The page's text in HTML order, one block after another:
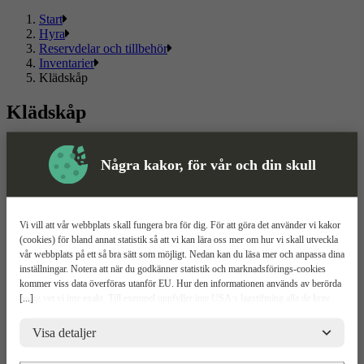
Några kakor, för vår och din skull
[...]
Vi vill att vår webbplats skall fungera bra för dig. För att göra det använder vi kakor
(cookies) för bland annat statistik så att vi kan lära oss mer om hur vi skall utveckla
vår webbplats på ett så bra sätt som möjligt. Nedan kan du läsa mer och anpassa dina
inställningar. Notera att när du godkänner statistik och marknadsförings-cookies
kommer viss data överföras utanför EU. Hur den informationen används av berörda
bolag vet vi inte exakt. Till exempel uppfyller inte USA:s lagstiftning alla de krav
risker för dina personuppgifter. De berörda bolagen måste lämna över uppgifter till
brottsbekämpande myndigheter i USA om de får en sådan begäran. Det kan dock
Visa detaljer
Start
Hyra
Reservdelar och tillbehör
Inventarier
Klädskåp
Klädskåp
Här hittar du ett sortiment av
Om ToolPal
Om oss
5 enkla steg
Bli kund
Vattenrening
ToolPal To Go